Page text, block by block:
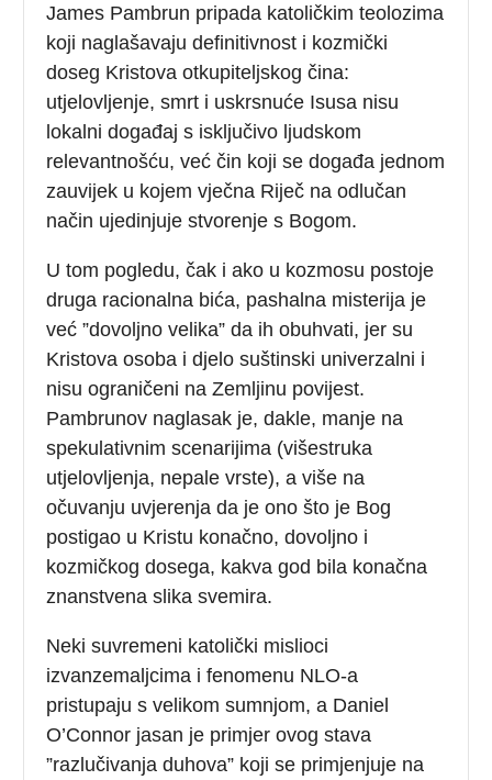
James Pambrun pripada katoličkim teolozima
koji naglašavaju definitivnost i kozmički
doseg Kristova otkupiteljskog čina:
utjelovljenje, smrt i uskrsnuće Isusa nisu
lokalni događaj s isključivo ljudskom
relevantnošću, već čin koji se događa jednom
zauvijek u kojem vječna Riječ na odlučan
način ujedinjuje stvorenje s Bogom.
U tom pogledu, čak i ako u kozmosu postoje
druga racionalna bića, pashalna misterija je
već ”dovoljno velika” da ih obuhvati, jer su
Kristova osoba i djelo suštinski univerzalni i
nisu ograničeni na Zemljinu povijest.
Pambrunov naglasak je, dakle, manje na
spekulativnim scenarijima (višestruka
utjelovljenja, nepale vrste), a više na
očuvanju uvjerenja da je ono što je Bog
postigao u Kristu konačno, dovoljno i
kozmičkog dosega, kakva god bila konačna
znanstvena slika svemira.
Neki suvremeni katolički mislioci
izvanzemaljcima i fenomenu NLO-a
pristupaju s velikom sumnjom, a Daniel
O’Connor jasan je primjer ovog stava
”razlučivanja duhova” koji se primjenjuje na